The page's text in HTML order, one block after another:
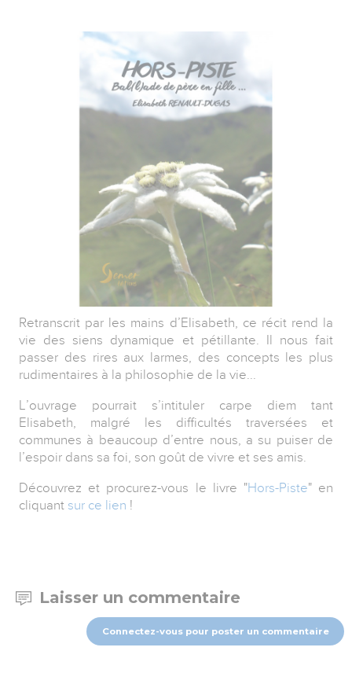
Retranscrit par les mains d’Elisabeth, ce récit rend la
vie des siens dynamique et pétillante. Il nous fait
passer des rires aux larmes, des concepts les plus
rudimentaires à la philosophie de la vie...
L’ouvrage pourrait s’intituler carpe diem tant
Elisabeth, malgré les difficultés traversées et
communes à beaucoup d’entre nous, a su puiser de
l’espoir dans sa foi, son goût de vivre et ses amis.
Découvrez et procurez-vous le livre "Hors-Piste" en
cliquant sur ce lien !
Laisser un commentaire
Connectez-vous pour poster un commentaire